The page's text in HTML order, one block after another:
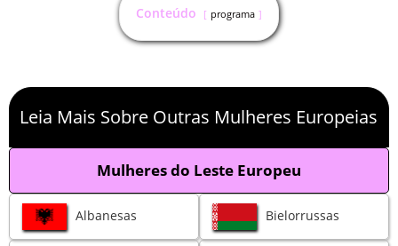
Conteúdo programa
Leia Mais Sobre Outras Mulheres Europeias
Mulheres do Leste Europeu
Albanesas Bielorrussas